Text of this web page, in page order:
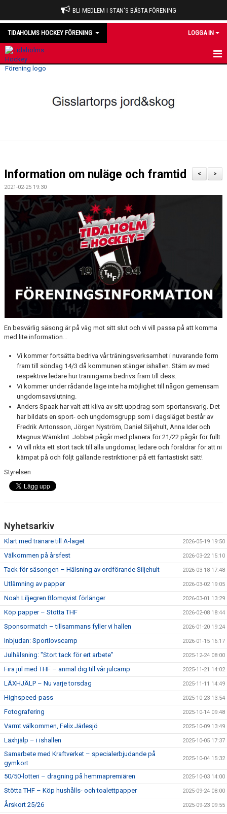
BLI MEDLEM I STAN'S BÄSTA FÖRENING
TIDAHOLMS HOCKEY FÖRENING LOGGA IN
MATCHER
DOMARE
MEDLEM
KIOSKEN
THF UNGDOMSPOLICY - RÖDA TRÅD
PROFILKLÄDER
BILDGALLERI
TRISSBOLAGET
ALLMÄNHETENS ÅKNING
FÖRSÄKRING
>
<
Information om nuläge och framtid
2021-02-25 19:30
En besvärlig säsong är på väg mot sitt slut och vi vill passa på att komma
med lite information...
Vi kommer fortsätta bedriva vår träningsverksamhet i nuvarande form
fram till söndag 14/3 då kommunen stänger ishallen. Stäm av med
respektive ledare hur träningarna bedrivs fram till dess.
Vi kommer under rådande läge inte ha möjlighet till någon gemensam
ungdomsavslutning.
Anders Spaak har valt att kliva av sitt uppdrag som sportansvarig. Det
har bildats en sport- och ungdomsgrupp som i dagsläget består av
Fredrik Antonsson, Jörgen Nyström, Daniel Siljehult, Anna Ider och
Magnus Wärnklint. Jobbet pågår med planera för 21/22 pågår för fullt.
Vi vill rikta ett stort tack till alla ungdomar, ledare och föräldrar för att ni
kämpat på och följt gällande restriktioner på ett fantastiskt sätt!
Styrelsen
Nyhetsarkiv
Klart med tränare till A-laget 2026-05-19 19:50
Välkommen på årsfest 2026-03-22 15:10
Tack för säsongen – Hälsning av ordförande Siljehult 2026-03-18 17:48
Utlämning av papper 2026-03-02 19:05
Noah Liljegren Blomqvist förlänger 2026-03-01 13:29
Köp papper – Stötta THF 2026-02-08 18:44
Sponsormatch – tillsammans fyller vi hallen 2026-01-20 19:24
Inbjudan: Sportlovscamp 2026-01-15 16:17
Julhälsning: "Stort tack för ert arbete" 2025-12-24 08:00
Fira jul med THF – anmäl dig till vår julcamp 2025-11-21 14:02
LÄXHJÄLP – Nu varje torsdag 2025-11-11 14:49
Highspeed-pass 2025-10-23 13:54
Fotografering 2025-10-14 09:48
Varmt välkommen, Felix Järlesjö 2025-10-09 13:49
Läxhjälp – i ishallen 2025-10-05 17:37
Samarbete med Kraftverket – specialerbjudande på
gymkort
2025-10-04 15:32
50/50-lotteri – dragning på hemmapremiären 2025-10-03 14:00
Stötta THF – Köp hushålls- och toalettpapper 2025-09-24 08:00
Årskort 25/26 2025-09-23 09:55